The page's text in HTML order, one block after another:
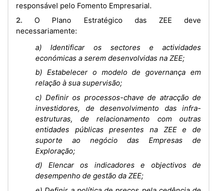
responsável pelo Fomento Empresarial.
2. O Plano Estratégico das ZEE deve
necessariamente:
a) Identificar os sectores e actividades
económicas a serem desenvolvidas na ZEE;
b) Estabelecer o modelo de governança em
relação à sua supervisão;
c) Definir os processos-chave de atracção de
investidores, de desenvolvimento das infra-
estruturas, de relacionamento com outras
entidades públicas presentes na ZEE e de
suporte ao negócio das Empresas de
Exploração;
d) Elencar os indicadores e objectivos de
desempenho de gestão da ZEE;